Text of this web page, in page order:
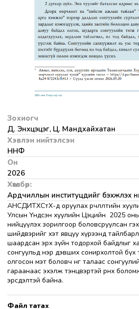
Зохиогч
Д. Энхцэцэг, Ц. Мандхайхатан
Хэвлэн нийтэлсэн
ННФ
Он
2026
Хөтөлбөр:
Ардчиллын институцүүдийг бэхжүүлэх
АНСДИТХСтХ-д оруулах өөрчлөлтийн
Улсын Үндсэн хуулийн Цэцийн 2025
нийцүүлэх зорилгоор боловсруулсан
шийдвэрийг хэт явцуу хүрээнд
шаардсан эрх зүйн тодорхой байдлыг
сонгуульд нэр дэвших сонирхолтой
олгосон мэт боловч нөгөө талаас
гараанаас эхэлж тэнцвэртэй өрнөх
эрсдэлтэй байна.